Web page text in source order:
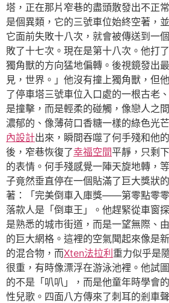
塔，正在那片窄巷的盡頭散發出不正
是個異類，它的三號車位始終空著，
它面前失敗十八次，就會被傳送到一
敗了十七次。現在是第十八次。他打
獨角獸的方向猛地偏轉。後視鏡發出
見，世界。」他沒有撞上獨角獸，但
了停車塔三號車位入口處的一根古老
是撞擊，而是輕柔的碰觸，像戀人之
濃郁的、像薄荷口香糖一樣的綠色光
內設計出來，瞬間吞噬了何手殘和他
後，窄巷恢復了幸福空間平靜，只剩
的表情。何手殘感覺一陣天旋地轉，
子竟然垂直停在一個貼滿了巨大獎狀
著：「完美倒車入庫獎——第零點零零
落款人是「倒車王」。他趕緊從車窗
是熟悉的城市街道，而是一望無際、
的巨大網格。這裡的空氣聞起來像是
的混合物，而Xten法拉利 重力似乎是
很重，有時像漂浮在游泳池裡。他試
的不是「叭叭」，而是他童年時學會
性兒歌。四面八方傳來了刺耳的剎車